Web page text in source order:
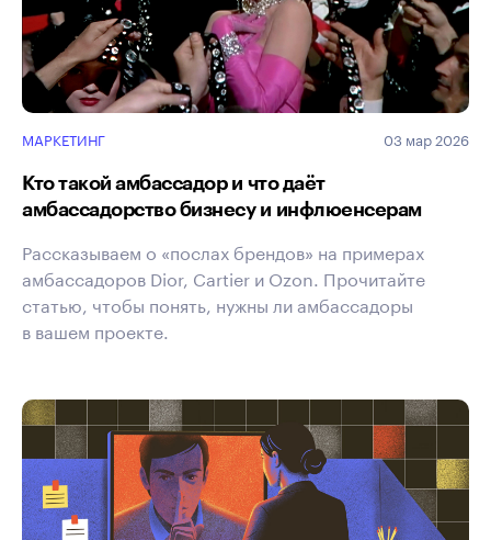
МАРКЕТИНГ 03 мар 2026
Кто такой амбассадор и что даёт
амбассадорство бизнесу и инфлюенсерам
Рассказываем о «послах брендов» на примерах
амбассадоров Dior, Cartier и Ozon. Прочитайте
статью, чтобы понять, нужны ли амбассадоры
в вашем проекте.